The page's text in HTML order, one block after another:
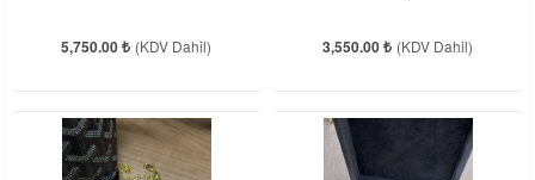
5,750.00 ₺ (KDV Dahil) 3,550.00 ₺ (KDV Dahil)